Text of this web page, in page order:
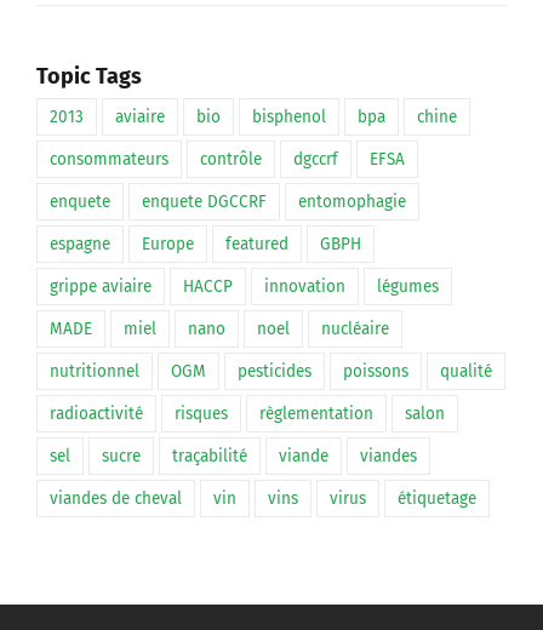
Topic Tags
2013 aviaire bio bisphenol bpa chine
consommateurs contrôle dgccrf EFSA
enquete enquete DGCCRF entomophagie
espagne Europe featured GBPH
grippe aviaire HACCP innovation légumes
MADE miel nano noel nucléaire
nutritionnel OGM pesticides poissons qualité
radioactivité risques règlementation salon
sel sucre traçabilité viande viandes
viandes de cheval vin vins virus étiquetage